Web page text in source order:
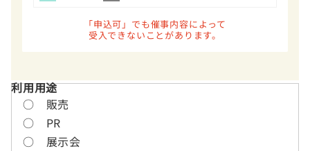
「申込可」でも催事内容によって
受入できないことがあります。
利用用途
○ 販売
○ PR
○ 展示会